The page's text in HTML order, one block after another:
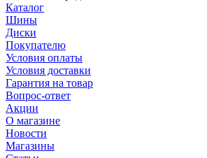
Каталог
Шины
Диски
Покупателю
Условия оплаты
Условия доставки
Гарантия на товар
Вопрос-ответ
Акции
О магазине
Новости
Магазины